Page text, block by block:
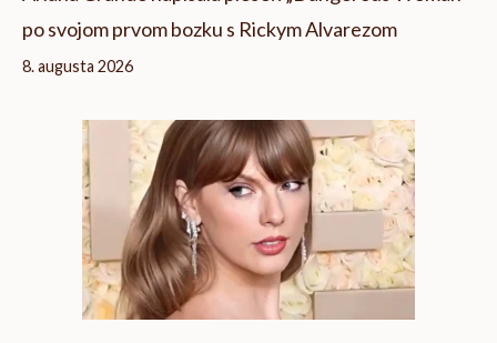
po svojom prvom bozku s Rickym Alvarezom
8. augusta 2026